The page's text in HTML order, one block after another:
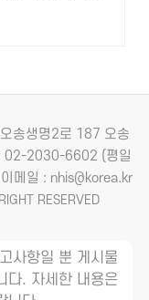
송생명2로 187 오송
02-2030-6602 (평일
메일 : nhis@korea.kr
RESERVED
사항일 뿐 게시물
다. 자세한 내용은